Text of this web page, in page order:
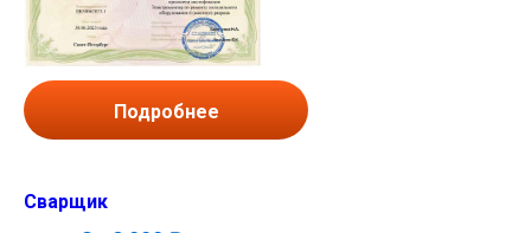
Подробнее
Сварщик